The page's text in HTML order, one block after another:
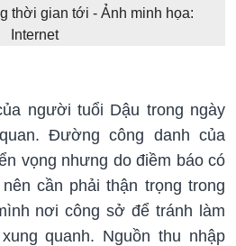
thời gian tới - Ảnh minh họa:
Internet
người tuổi Dậu trong ngày
Đường công danh của
vọng nhưng do điềm báo có
cần phải thận trọng trong
nơi công sở để tránh làm
quanh. Nguồn thu nhập